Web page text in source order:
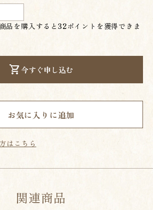
品を購入すると32ポイントを獲得できま
今すぐ申し込む
お気に入りに追加
はこちら
関連商品